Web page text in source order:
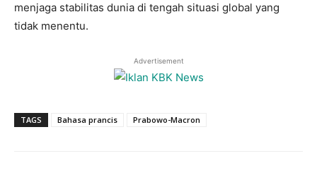
menjaga stabilitas dunia di tengah situasi global yang
tidak menentu.
Advertisement
TAGS Bahasa prancis Prabowo-Macron